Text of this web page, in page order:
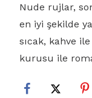
Nude rujlar,
en iyi şekilde
sıcak, kahve
kurusu ile